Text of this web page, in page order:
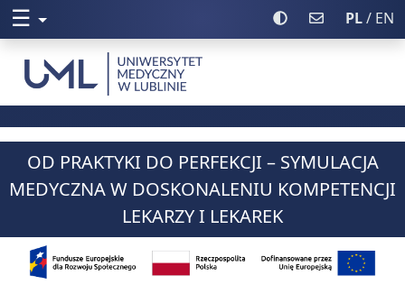
PL/ EN
Poczta UML
Włącz wysoki
☰ Rozwiń menu
Uniwersytet Medyczny w Lublinie
OD PRAKTYKI DO PERFEKCJI – SYMULACJA
MEDYCZNA W DOSKONALENIU KOMPETENCJI
LEKARZY I LEKAREK